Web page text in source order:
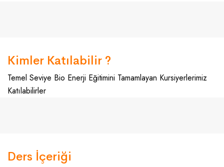
Kimler Katılabilir ?
Temel Seviye Bio Enerji Eğitimini Tamamlayan Kursiyerlerimiz
Katılabilirler
Ders İçeriği